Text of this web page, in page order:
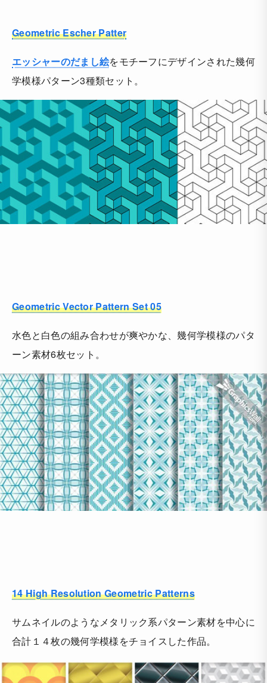
Geometric Escher Patter
エッシャーのだまし絵をモチーフにデザインされた幾何
学模様パターン3種類セット。
Geometric Vector Pattern Set 05
水色と白色の組み合わせが爽やかな、幾何学模様のパタ
ーン素材6枚セット。
14 High Resolution Geometric Patterns
サムネイルのようなメタリック系パターン素材を中心に
合計１４枚の幾何学模様をチョイスした作品。